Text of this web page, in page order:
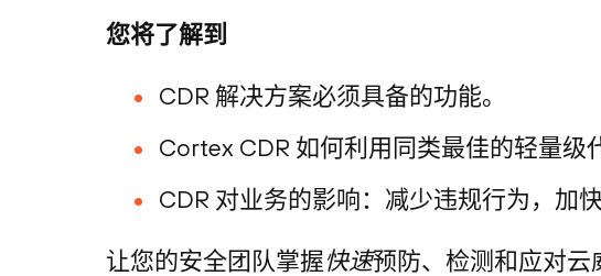
您将了解到
CDR 解决方案必须具备的功能。
Cortex CDR 如何利用同类最佳的轻量级
CDR 对业务的影响：减少违规行为，加
让您的安全团队掌握快速预防、检测和应对云